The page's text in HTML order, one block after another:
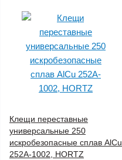
Клещи переставные
универсальные 250
искробезопасные сплав AlCu
252A-1002, HORTZ